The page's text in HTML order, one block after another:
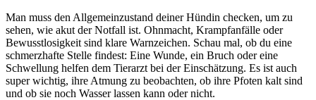
Man muss den Allgemeinzustand deiner Hündin checken, um zu
sehen, wie akut der Notfall ist. Ohnmacht, Krampfanfälle oder
Bewusstlosigkeit sind klare Warnzeichen. Schau mal, ob du eine
schmerzhafte Stelle findest: Eine Wunde, ein Bruch oder eine
Schwellung helfen dem Tierarzt bei der Einschätzung. Es ist auch
super wichtig, ihre Atmung zu beobachten, ob ihre Pfoten kalt sind
und ob sie noch Wasser lassen kann oder nicht.